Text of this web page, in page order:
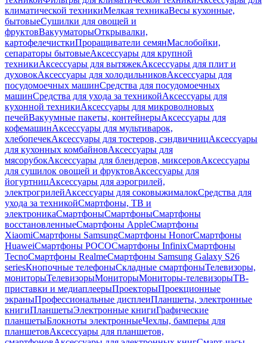
климатической техникиМелкая техникаВесы кухонные,
бытовыеСушилки для овощей и
фруктовВакууматорыОткрывалки,
картофелечисткиПроращиватели семянМаслобойки,
сепараторы бытовыеАксессуары для крупной
техникиАксессуары для вытяжекАксессуары для плит и
духовокАксессуары для холодильниковАксессуары для
посудомоечных машинСредства для посудомоечных
машинСредства для ухода за техникойАксессуары для
кухонной техникиАксессуары для микроволновых
печейВакуумные пакеты, контейнерыАксессуары для
кофемашинАксессуары для мультиварок,
хлебопечекАксессуары для тостеров, сэндвичницАксессуары
для кухонных комбайновАксессуары для
мясорубокАксессуары для блендеров, миксеровАксессуары
для сушилок овощей и фруктовАксессуары для
йогуртницАксессуары для аэрогрилей,
электрогрилейАксессуары для соковыжималокСредства для
ухода за техникойСмартфоны, ТВ и
электроникаСмартфоныСмартфоныСмартфоны
восстановленныеСмартфоны AppleСмартфоны
XiaomiСмартфоны SamsungСмартфоны HonorСмартфоны
HuaweiСмартфоны POCOСмартфоны InfinixСмартфоны
TecnoСмартфоны RealmeСмартфоны Samsung Galaxy S26
seriesКнопочные телефоныСкладные смартфоныТелевизоры,
мониторыТелевизорыМониторыМониторы-телевизорыТВ-
приставки и медиаплеерыПроекторыПроекционные
экраныПрофессиональные дисплеиПланшеты, электронные
книгиПланшетыЭлектронные книгиГрафические
планшетыБлокноты электронныеЧехлы, бамперы для
планшетовАксессуары для планшетов,